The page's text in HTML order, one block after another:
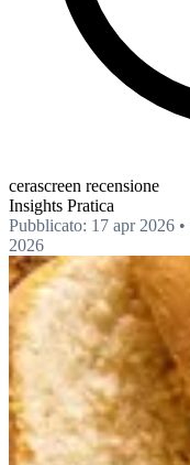
cerascreen recensione
Insights Pratica
Pubblicato: 17 apr 2026 •
2026